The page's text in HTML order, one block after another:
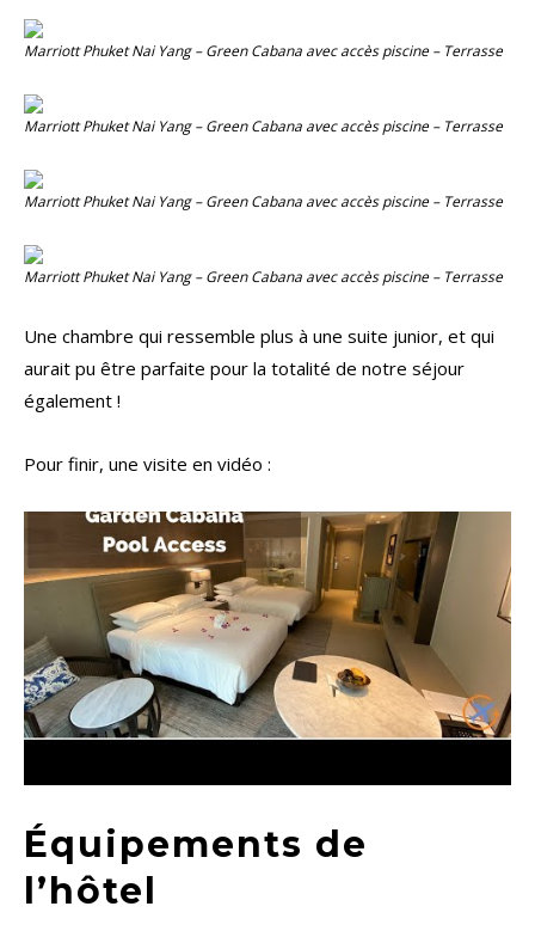
Marriott Phuket Nai Yang – Green Cabana avec accès piscine – Terrasse
Marriott Phuket Nai Yang – Green Cabana avec accès piscine – Terrasse
Marriott Phuket Nai Yang – Green Cabana avec accès piscine – Terrasse
Marriott Phuket Nai Yang – Green Cabana avec accès piscine – Terrasse
Une chambre qui ressemble plus à une suite junior, et qui
aurait pu être parfaite pour la totalité de notre séjour
également !
Pour finir, une visite en vidéo :
Équipements de
l’hôtel